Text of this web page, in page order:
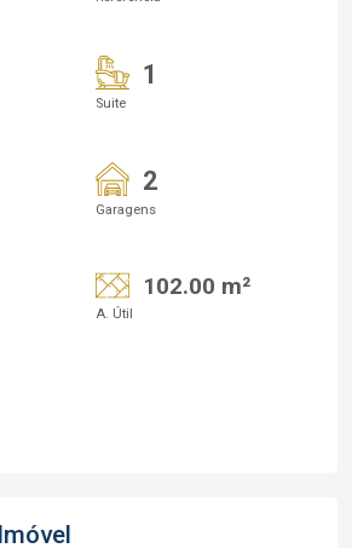
1
Suite
2
Garagens
102.00 m²
A. Útil